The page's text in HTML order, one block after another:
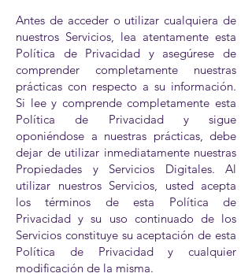
Antes de acceder o utilizar cualquiera de
nuestros Servicios, lea atentamente esta
Política de Privacidad y asegúrese de
comprender completamente nuestras
prácticas con respecto a su información.
Si lee y comprende completamente esta
Política de Privacidad y sigue
oponiéndose a nuestras prácticas, debe
dejar de utilizar inmediatamente nuestras
Propiedades y Servicios Digitales. Al
utilizar nuestros Servicios, usted acepta
los términos de esta Política de
Privacidad y su uso continuado de los
Servicios constituye su aceptación de esta
Política de Privacidad y cualquier
modificación de la misma.